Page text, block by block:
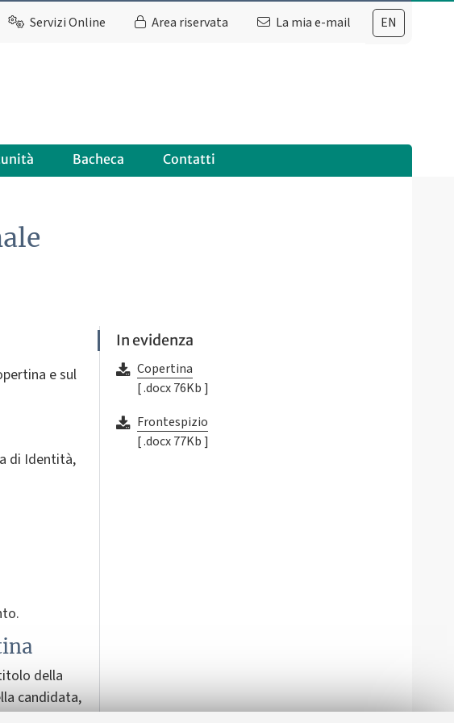
EN
Servizi Online Area riservata La mia e-mail
Bacheca Contatti
e sul
di Identità,
della
candidata,
In evidenza
Copertina
[ .docx 76Kb ]
Frontespizio
[ .docx 77Kb ]